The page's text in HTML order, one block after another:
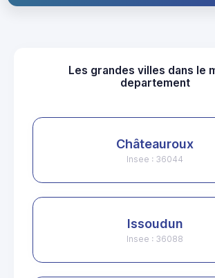
Les grandes villes dans le
departement
Châteauroux
Insee : 36044
Issoudun
Insee : 36088